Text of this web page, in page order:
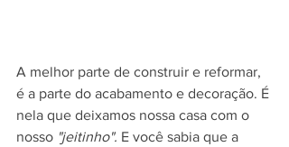
A melhor parte de construir e reformar,
é a parte do acabamento e decoração. É
nela que deixamos nossa casa com o
nosso "jeitinho". E você sabia que a